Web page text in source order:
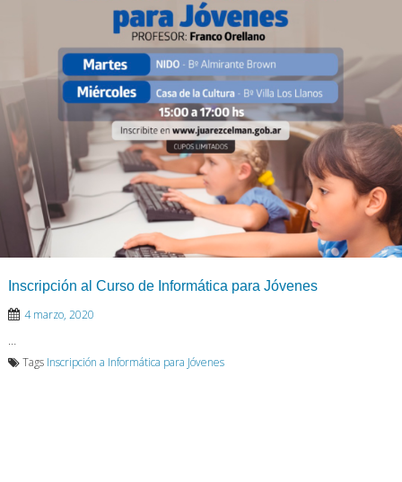
Inscripción al Curso de Informática para Jóvenes
4 marzo, 2020
…
Tags Inscripción a Informática para Jóvenes